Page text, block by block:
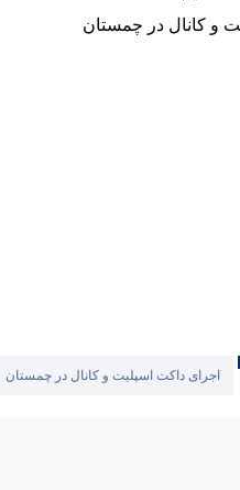
و کانال در چمستان
اجرای داکت اسپلیت و کانال در چمستان